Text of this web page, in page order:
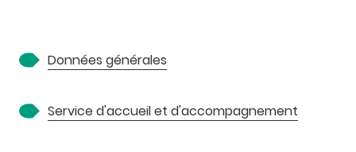
Données générales
Service d'accueil et d'accompagnement